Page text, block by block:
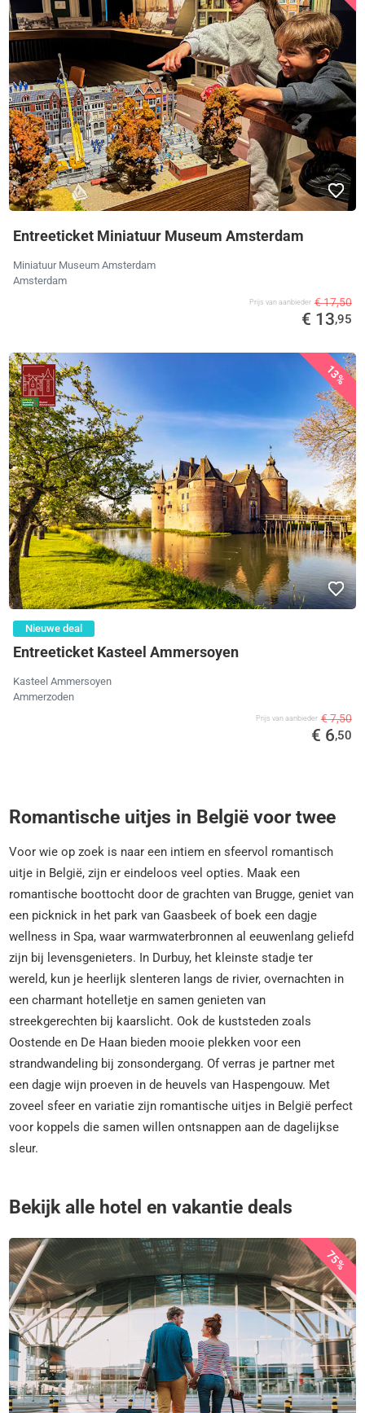
Entreeticket Miniatuur Museum Amsterdam
Miniatuur Museum Amsterdam
Amsterdam
Prijs van aanbieder € 17,50
€ 13,95
13%
Nieuwe deal
Entreeticket Kasteel Ammersoyen
Kasteel Ammersoyen
Ammerzoden
Prijs van aanbieder € 7,50
€ 6,50
Romantische uitjes in België voor twee
Voor wie op zoek is naar een intiem en sfeervol romantisch
uitje in België, zijn er eindeloos veel opties. Maak een
romantische boottocht door de grachten van Brugge, geniet van
een picknick in het park van Gaasbeek of boek een dagje
wellness in Spa, waar warmwaterbronnen al eeuwenlang geliefd
zijn bij levensgenieters. In Durbuy, het kleinste stadje ter
wereld, kun je heerlijk slenteren langs de rivier, overnachten in
een charmant hotelletje en samen genieten van
streekgerechten bij kaarslicht. Ook de kuststeden zoals
Oostende en De Haan bieden mooie plekken voor een
strandwandeling bij zonsondergang. Of verras je partner met
een dagje wijn proeven in de heuvels van Haspengouw. Met
zoveel sfeer en variatie zijn romantische uitjes in België perfect
voor koppels die samen willen ontsnappen aan de dagelijkse
sleur.
Bekijk alle hotel en vakantie deals
75%